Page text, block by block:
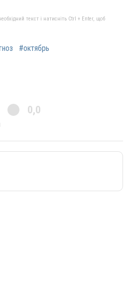
текст і натисніть Ctrl + Enter, щоб
#октябрь
0,0